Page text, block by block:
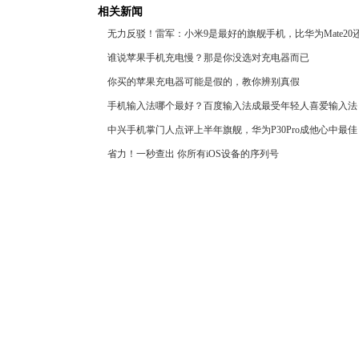
相关新闻
无力反驳！雷军：小米9是最好的旗舰手机，比华为Mate20
谁说苹果手机充电慢？那是你没选对充电器而已
你买的苹果充电器可能是假的，教你辨别真假
手机输入法哪个最好？百度输入法成最受年轻人喜爱输入法
中兴手机掌门人点评上半年旗舰，华为P30Pro成他心中最佳
省力！一秒查出 你所有iOS设备的序列号